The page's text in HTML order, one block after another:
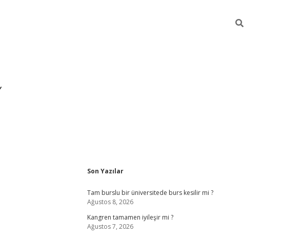
Sidebar
Son Yazılar
Tam burslu bir üniversitede burs kesilir mi ?
Ağustos 8, 2026
Kangren tamamen iyileşir mi ?
Ağustos 7, 2026
vdcasino güncel giriş